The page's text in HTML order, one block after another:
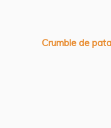
Crumble de